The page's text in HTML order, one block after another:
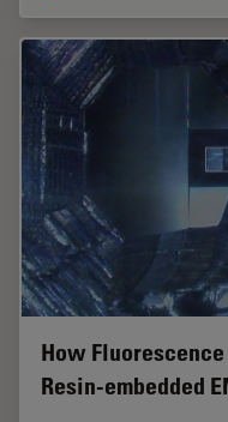
How
Resin-embedded